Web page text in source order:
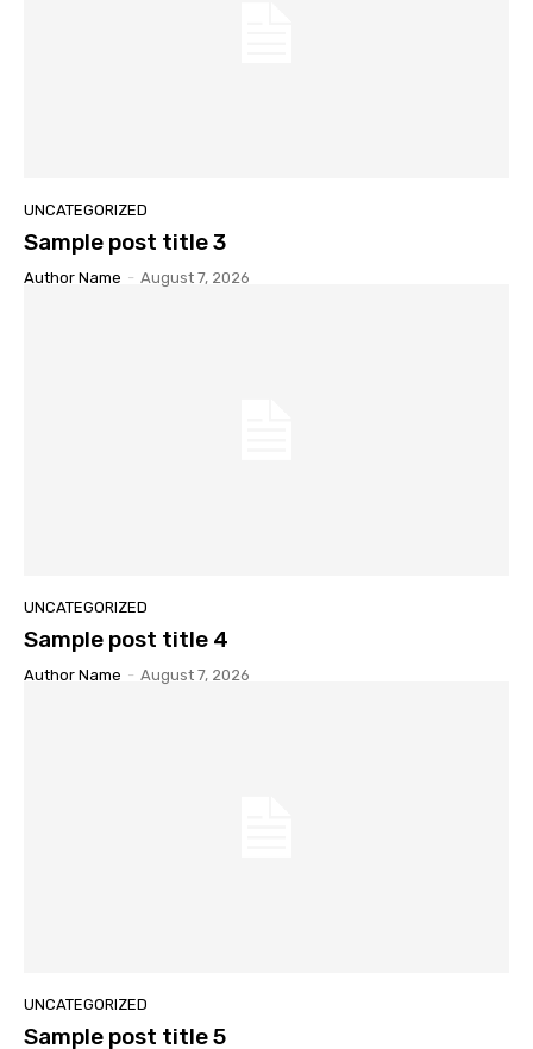
UNCATEGORIZED
Sample post title 3
Author Name - August 7, 2026
UNCATEGORIZED
Sample post title 4
Author Name - August 7, 2026
UNCATEGORIZED
Sample post title 5